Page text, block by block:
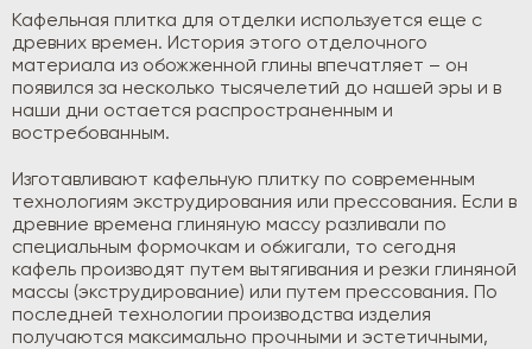
Кафельная плитка для отделки используется еще с
древних времен. История этого отделочного
материала из обожженной глины впечатляет – он
появился за несколько тысячелетий до нашей эры и в
наши дни остается распространенным и
востребованным.
Изготавливают кафельную плитку по современным
технологиям экструдирования или прессования. Если в
древние времена глиняную массу разливали по
специальным формочкам и обжигали, то сегодня
кафель производят путем вытягивания и резки глиняной
массы (экструдирование) или путем прессования. По
последней технологии производства изделия
получаются максимально прочными и эстетичными,